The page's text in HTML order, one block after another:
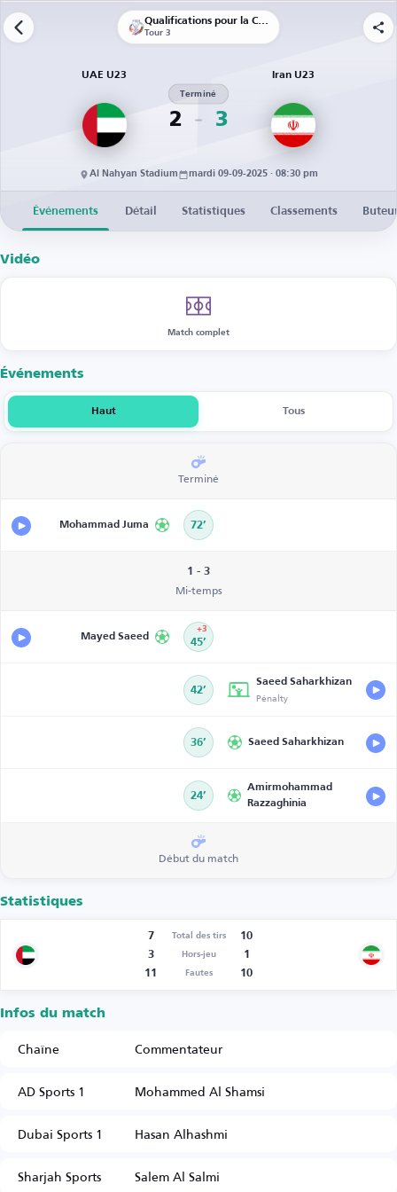
Qualifications pour la Coupe d’Asie U23
Tour 3
UAE U23
2
Terminé
3
Iran U23
Al Nahyan Stadium mardi 09-09-2025 · 08:30 pm
Événements Détail Statistiques Classements
Vidéo
Match complet
Événements
Haut Tous
Terminé
Mohammad Juma 72’
1 - 3
Mi-temps
Mayed Saeed 45’
+3
42’
Saeed Saharkhizan
Pénalty
36’ Saeed Saharkhizan
24’
Amirmohammad
Razzaghinia
Début du match
Statistiques
7 Total des tirs
10
3
Hors-jeu
1
11
Fautes 10
Infos du match
Chaîne
Commentateur
AD Sports 1
Mohammed Al Shamsi
Dubai Sports 1
Hasan Alhashmi
Sharjah Sports
Salem Al Salmi